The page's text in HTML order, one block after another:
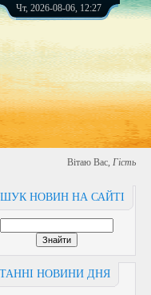
Чт, 2026-08-06, 12:27
Вітаю Вас, Гість
НОВИН НА САЙТІ
НОВИНИ ДНЯ